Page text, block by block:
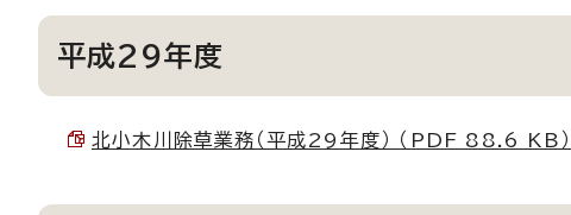
平成29年度
北小木川除草業務（平成29年度） （PDF 88.6 KB）